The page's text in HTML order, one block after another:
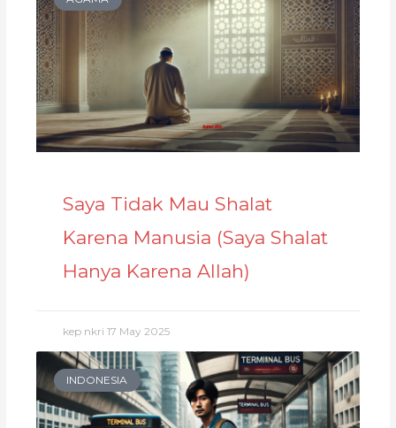
Saya Tidak Mau Shalat
Karena Manusia (Saya Shalat
Hanya Karena Allah)
kep nkri17 May 2025
INDONESIA